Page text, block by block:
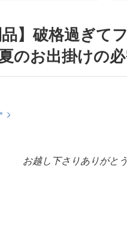
品】破格過ぎて
のお出掛けの
お越し下さりありがと